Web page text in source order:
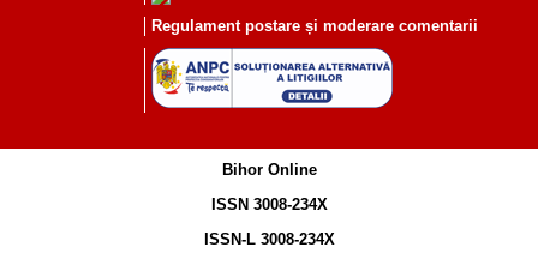
Regulament postare și moderare comentarii
Bihor Online
ISSN 3008-234X
ISSN-L 3008-234X